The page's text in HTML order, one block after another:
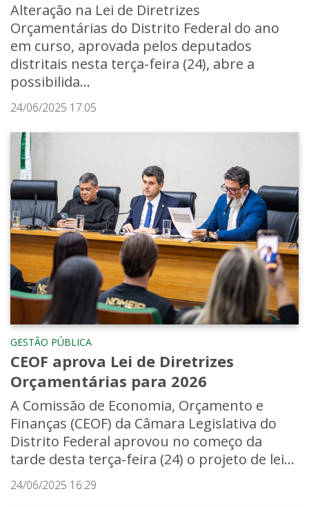
Alteração na Lei de Diretrizes
Orçamentárias do Distrito Federal do ano
em curso, aprovada pelos deputados
distritais nesta terça-feira (24), abre a
possibilida...
24/06/2025 17:05
GESTÃO PÚBLICA
CEOF aprova Lei de Diretrizes
Orçamentárias para 2026
A Comissão de Economia, Orçamento e
Finanças (CEOF) da Câmara Legislativa do
Distrito Federal aprovou no começo da
tarde desta terça-feira (24) o projeto de lei...
24/06/2025 16:29